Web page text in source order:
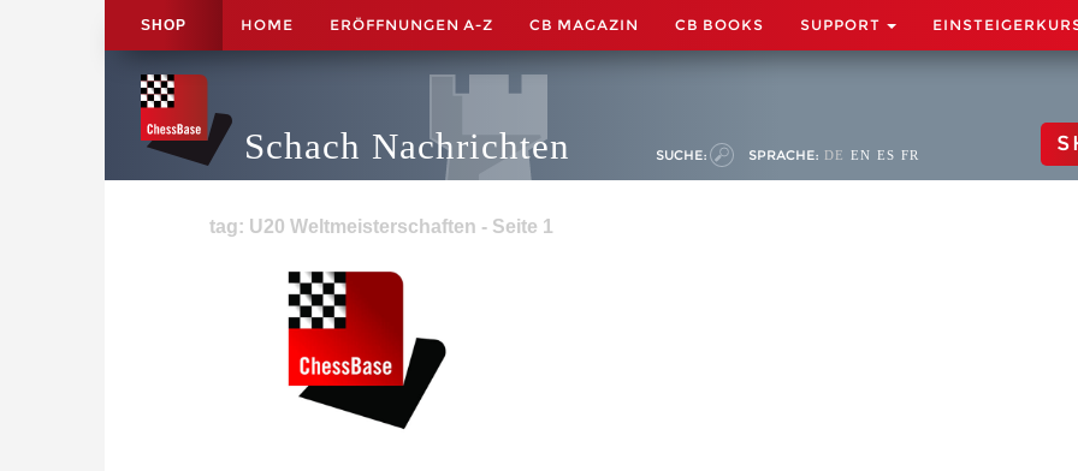
SHOP HOME ERÖFFNUNGEN A-Z CB MAGAZIN CB BOOKS SUPPORT
Schach Nachrichten SUCHE: SPRACHE: DE EN ES FR
tag: U20 Weltmeisterschaften - Seite 1